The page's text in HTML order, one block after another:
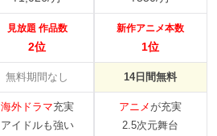
見放題 作品数
2位
新作アニメ本数
1位
無料期間なし 14日間無料
海外ドラマ充実
アイドルも強い
アニメが充実
2.5次元舞台